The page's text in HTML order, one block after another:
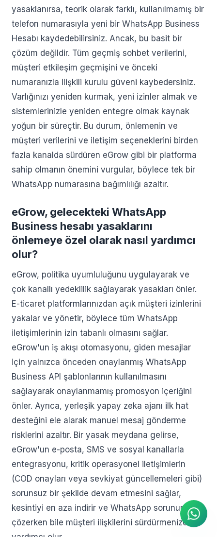
yasaklanırsa, teorik olarak farklı, kullanılmamış bir
telefon numarasıyla yeni bir WhatsApp Business
Hesabı kaydedebilirsiniz. Ancak, bu basit bir
çözüm değildir. Tüm geçmiş sohbet verilerini,
müşteri etkileşim geçmişini ve önceki
numaranızla ilişkili kurulu güveni kaybedersiniz.
Varlığınızı yeniden kurmak, yeni izinler almak ve
sistemlerinizle yeniden entegre olmak kaynak
yoğun bir süreçtir. Bu durum, önlemenin ve
müşteri verilerini ve iletişim seçeneklerini birden
fazla kanalda sürdüren eGrow gibi bir platforma
sahip olmanın önemini vurgular, böylece tek bir
WhatsApp numarasına bağımlılığı azaltır.
eGrow, gelecekteki WhatsApp
Business hesabı yasaklarını
önlemeye özel olarak nasıl yardımcı
olur?
eGrow, politika uyumluluğunu uygulayarak ve
çok kanallı yedeklilik sağlayarak yasakları önler.
E-ticaret platformlarınızdan açık müşteri izinlerini
yakalar ve yönetir, böylece tüm WhatsApp
iletişimlerinin izin tabanlı olmasını sağlar.
eGrow'un iş akışı otomasyonu, giden mesajlar
için yalnızca önceden onaylanmış WhatsApp
Business API şablonlarının kullanılmasını
sağlayarak onaylanmamış promosyon içeriğini
önler. Ayrıca, yerleşik yapay zeka ajanı ilk hat
desteğini ele alarak manuel mesaj gönderme
risklerini azaltır. Bir yasak meydana gelirse,
eGrow'un e-posta, SMS ve sosyal kanallarla
entegrasyonu, kritik operasyonel iletişimlerin
(COD onayları veya sevkiyat güncellemeleri gibi)
sorunsuz bir şekilde devam etmesini sağlar,
kesintiyi en aza indirir ve WhatsApp sorununu
çözerken bile müşteri ilişkilerini sürdürmenize
AI Ajanı
WhatsApp üzerinden anında